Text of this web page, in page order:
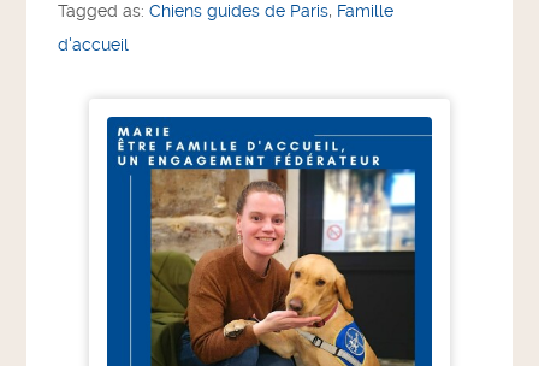
Tagged as:Chiens guides de Paris, Famille
d'accueil